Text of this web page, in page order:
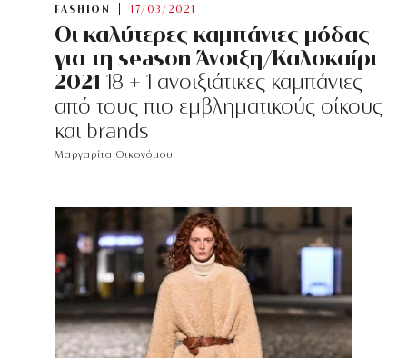
FASHION 17/03/2021
Οι καλύτερες καμπάνιες μόδας
για τη season Άνοιξη/Καλοκαίρι
2021 18 + 1 ανοιξιάτικες καμπάνιες
από τους πιο εμβληματικούς οίκους
και brands
Μαργαρίτα Οικονόμου